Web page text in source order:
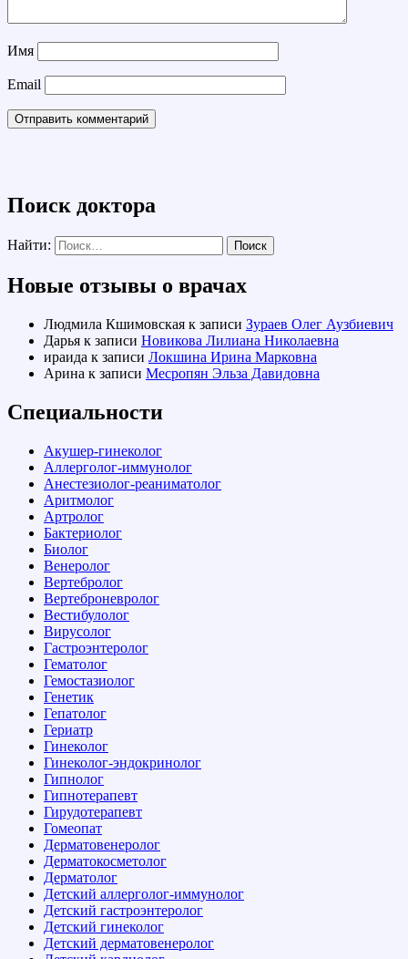
Имя
Email
Поиск доктора
Найти:
Новые отзывы о врачах
Людмила Кшимовская к записи Зураев Олег Аузбиевич
Дарья к записи Новикова Лилиана Николаевна
ираида к записи Локшина Ирина Марковна
Арина к записи Месропян Эльза Давидовна
Специальности
Акушер-гинеколог
Аллерголог-иммунолог
Анестезиолог-реаниматолог
Аритмолог
Артролог
Бактериолог
Биолог
Венеролог
Вертебролог
Вертеброневролог
Вестибулолог
Вирусолог
Гастроэнтеролог
Гематолог
Гемостазиолог
Генетик
Гепатолог
Гериатр
Гинеколог
Гинеколог-эндокринолог
Гипнолог
Гипнотерапевт
Гирудотерапевт
Гомеопат
Дерматовенеролог
Дерматокосметолог
Дерматолог
Детский аллерголог-иммунолог
Детский гастроэнтеролог
Детский гинеколог
Детский дерматовенеролог